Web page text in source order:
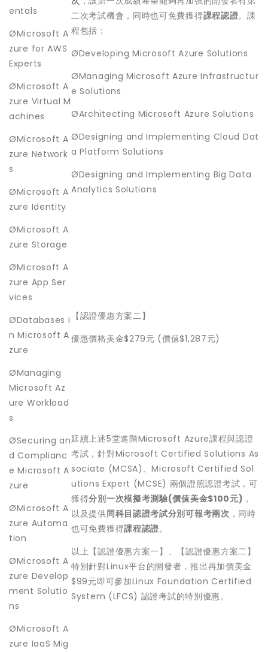
entals
ØMicrosoft A
zure for AWS
Experts
ØMicrosoft A
zure Virtual M
achines
ØMicrosoft A
zure Network
s
ØMicrosoft A
zure Identity
ØMicrosoft A
zure Storage
ØMicrosoft A
zure App Ser
vices
ØDatabases i
n Microsoft A
zure
ØManaging
Microsoft Az
ure Workload
s
ØSecuring an
d Complianc
e Microsoft A
zure
ØMicrosoft A
zure Automa
tion
ØMicrosoft A
zure Develop
ment Solutio
ns
ØMicrosoft A
zure IaaS Mig
二次考試機會，同時也可免費獲得課程認證。課
程包括：
ØDeveloping Microsoft Azure Solutions
ØManaging Microsoft Azure Infrastructur
e Solutions
ØArchitecting Microsoft Azure Solutions
ØDesigning and Implementing Cloud Dat
a Platform Solutions
ØDesigning and Implementing Big Data
Analytics Solutions
【認證優惠方案二】
優惠價格美金$279元 (價值$1,287元)
延續上述5堂進階Microsoft Azure課程與認證
考試，針對Microsoft Certified Solutions As
sociate (MCSA)、Microsoft Certified Sol
utions Expert (MCSE) 兩個證照認證考試，可
獲得分別一次模擬考測驗(價值美金$100元) ，
以及提供同科目認證考試分別可報考兩次 ，同時
也可免費獲得課程認證。
以上【認證優惠方案一】、【認證優惠方案二】
特別針對Linux平台的開發者，推出再加價美金
$99元即可參加Linux Foundation Certified
System (LFCS) 認證考試的特別優惠。